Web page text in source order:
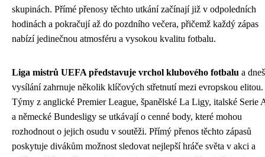
skupinách. Přímé přenosy těchto utkání začínají již v odpoledních
hodinách a pokračují až do pozdního večera, přičemž každý zápas
nabízí jedinečnou atmosféru a vysokou kvalitu fotbalu.
Liga mistrů UEFA představuje vrchol klubového fotbalu a
vysílání zahrnuje několik klíčových střetnutí mezi evropskou elitou.
Týmy z anglické Premier League, španělské La Ligy, italské Serie
a německé Bundesligy se utkávají o cenné body, které mohou
rozhodnout o jejich osudu v soutěži. Přímý přenos těchto zápasů
poskytuje divákům možnost sledovat nejlepší hráče světa v akci a